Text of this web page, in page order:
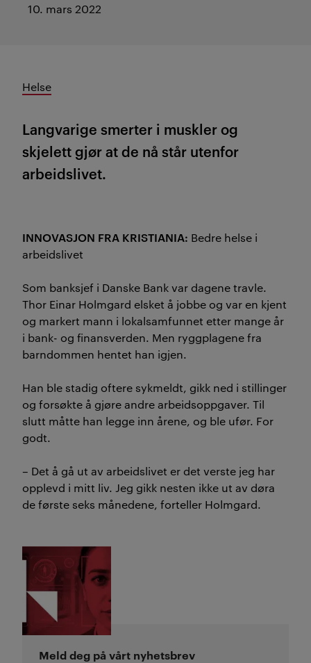
10. mars 2022
Helse
Langvarige smerter i muskler og
skjelett gjør at de nå står utenfor
arbeidslivet.
INNOVASJON FRA KRISTIANIA: Bedre helse i
arbeidslivet
Som banksjef i Danske Bank var dagene travle.
Thor Einar Holmgard elsket å jobbe og var en kjent
og markert mann i lokalsamfunnet etter mange år
i bank- og finansverden. Men ryggplagene fra
barndommen hentet han igjen.
Han ble stadig oftere sykmeldt, gikk ned i stillinger
og forsøkte å gjøre andre arbeidsoppgaver. Til
slutt måtte han legge inn årene, og ble ufør. For
godt.
– Det å gå ut av arbeidslivet er det verste jeg har
opplevd i mitt liv. Jeg gikk nesten ikke ut av døra
de første seks månedene, forteller Holmgard.
Meld deg på vårt nyhetsbrev